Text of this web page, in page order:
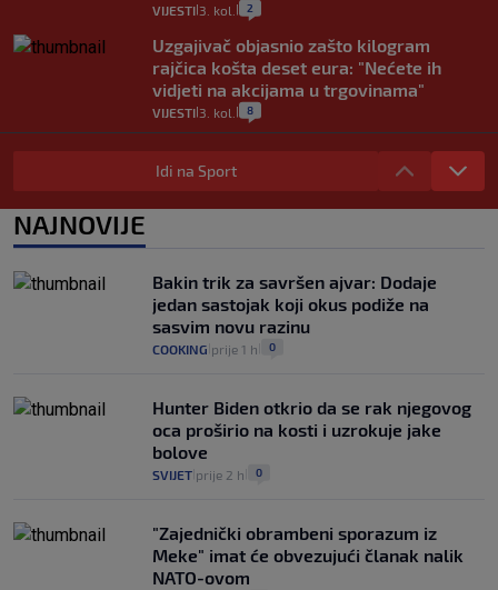
VIJESTI 3. kol. 2
Uzgajivač objasnio zašto kilogram
rajčica košta deset eura: "Nećete ih
vidjeti na akcijama u trgovinama"
VIJESTI 3. kol. 8
Selidba je jedno od stresnijih iskustava.
Evo aktualnih cijena i nekoliko savjeta
0
automobilom na Hvar iz Zagreba, a
koliko iz Osijeka
VIJESTI 14
Idi na Sport
NAJNOVIJE
Bakin trik za savršen ajvar: Dodaje
jedan sastojak koji okus podiže na
sasvim novu razinu
COOKING prije 1 h 0
Hunter Biden otkrio da se rak njegovog
oca proširio na kosti i uzrokuje jake
bolove
SVIJET prije 2 h 0
"Zajednički obrambeni sporazum iz
Meke" imat će obvezujući članak nalik
NATO-ovom